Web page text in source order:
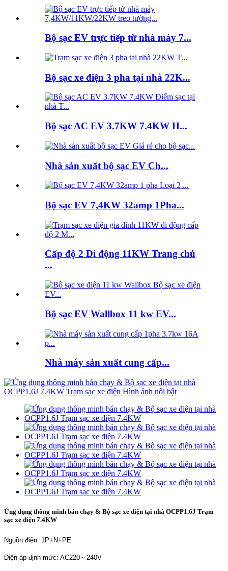
Bộ sạc EV trực tiếp từ nhà máy 7...
Bộ sạc xe điện 3 pha tại nhà 22K...
Bộ sạc AC EV 3.7KW 7.4KW H...
Nhà sản xuất bộ sạc EV Ch...
Bộ sạc EV 7,4KW 32amp 1Pha...
Cấp độ 2 Di động 11KW Trang chủ
...
Bộ sạc EV Wallbox 11 kw EV...
Nhà máy sản xuất cung cấp...
Ứng dụng thông minh bán chạy & Bộ sạc xe điện tại nhà OCPP1.6J Trạm
sạc xe điện 7.4KW
Nguồn điện: 1P+N+PE
Điện áp định mức: AC220～240V